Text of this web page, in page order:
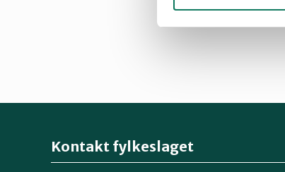
Kontakt fylkeslaget